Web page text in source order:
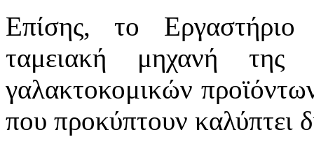
Επίσης, το Εργαστήριο
ταμειακή μηχανή της
γαλακτοκομικών
που προκύπτουν καλύπτει